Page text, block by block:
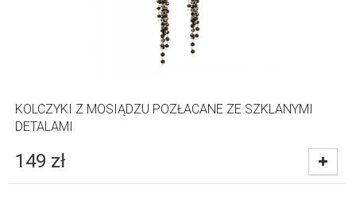
KOLCZYKI Z MOSIĄDZU POZŁACANE ZE SZKLANYMI
DETALAMI
149 zł